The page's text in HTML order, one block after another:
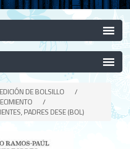
EDICIÓN DE BOLSILLO
/
/
PADRES DESE (BOL)